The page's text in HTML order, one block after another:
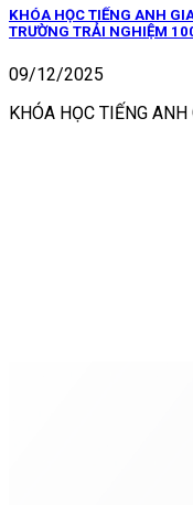
KHÓA HỌC TIẾNG ANH
TRƯỜNG TRẢI NGHIỆM
09/12/2025
KHÓA HỌC TIẾNG